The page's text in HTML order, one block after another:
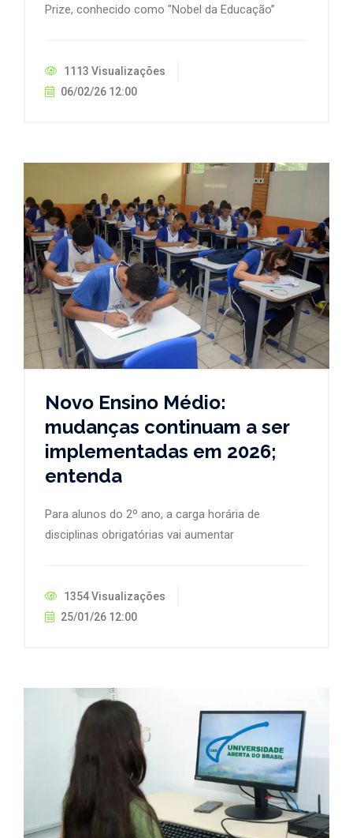
Prize, conhecido como "Nobel da Educação”
1113 Visualizações
06/02/26 12:00
Novo Ensino Médio:
mudanças continuam a ser
implementadas em 2026;
entenda
Para alunos do 2º ano, a carga horária de
disciplinas obrigatórias vai aumentar
1354 Visualizações
25/01/26 12:00